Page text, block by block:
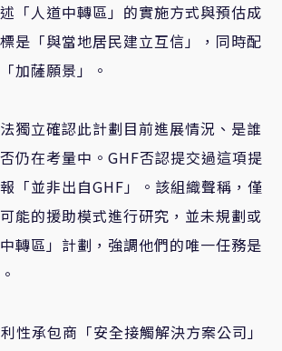
「人道中轉區」的實施方式與預估成
是「與當地居民建立互信」，同時配
加薩願景」。
獨立確認此計劃目前進展情況、是誰
仍在考量中。 GHF否認提交過這項提
「並非出自GHF」。該組織聲稱，僅
能的援助模式進行研究，並未規劃或
轉區」計劃，強調他們的唯一任務是
性承包商「安全接觸解決方案公司」